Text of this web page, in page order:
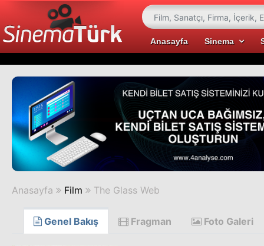
Anasayfa Sinema
Anasayfa Film The Glass Web
Genel Bakış Fragman Foto Galeri